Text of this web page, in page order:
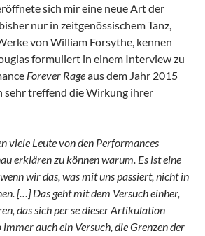
sich mir eine neue Art der
nur in zeitgenössischem Tanz,
von William Forsythe, kennen
formuliert in einem Interview zu
Forever Rageaus dem Jahr 2015
sehr treffend die Wirkung ihrer
viele Leute von den Performances
erklären zu können warum. Es ist eine
wir das, was mit uns passiert, nicht in
[…] Das geht mit dem Versuch einher,
das sich per se dieser Artikulation
immer auch ein Versuch, die Grenzen der